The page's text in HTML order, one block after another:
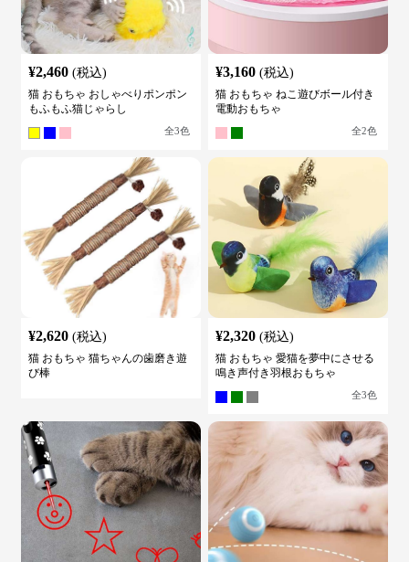
¥2,460 (税込)
猫 おもちゃ おしゃべりポンポン
もふもふ猫じゃらし
全3色
¥3,160 (税込)
猫 おもちゃ ねこ遊びボール付き
電動おもちゃ
全2色
¥2,620 (税込)
猫 おもちゃ 猫ちゃんの歯磨き遊
び棒
¥2,320 (税込)
猫 おもちゃ 愛猫を夢中にさせる
鳴き声付き羽根おもちゃ
全3色